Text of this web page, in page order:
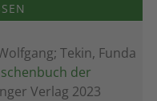
Tekin, Funda
der
Verlag 2023